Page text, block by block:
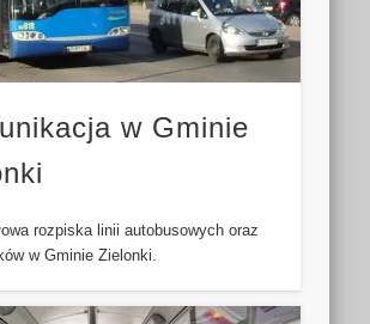
w Gminie
rozpiska linii autobusowych oraz
w Gminie Zielonki.